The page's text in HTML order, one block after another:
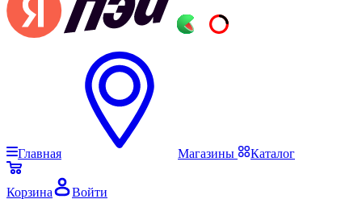
Главная Магазины Каталог
Корзина Войти